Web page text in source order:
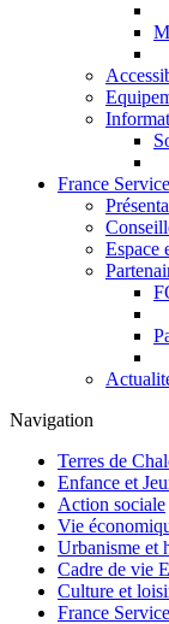
France
Espace
Navigation
Terres de
Enfance et
Action sociale
Vie
Urbanisme et
Cadre de vie
Culture et
France